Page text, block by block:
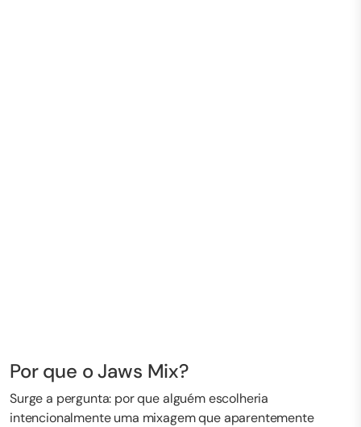
Por que o Jaws Mix?
Surge a pergunta: por que alguém escolheria
intencionalmente uma mixagem que aparentemente